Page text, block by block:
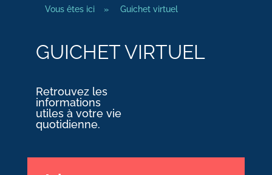
Vous êtes ici » Guichet virtuel
GUICHET VIRTUEL
Retrouvez les
informations
utiles à votre vie
quotidienne.